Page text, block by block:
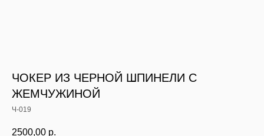
ЧОКЕР ИЗ ЧЕРНОЙ ШПИНЕЛИ С
ЖЕМЧУЖИНОЙ
Ч-019
2500,00 р.